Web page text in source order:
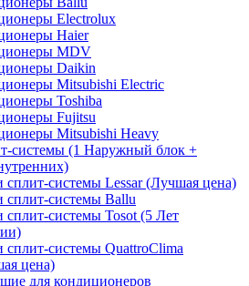
Electrolux
Haier
MDV
Daikin
Mitsubishi Electric
Toshiba
Fujitsu
Mitsubishi Heavy
системы (1 Наружный блок +
сплит-системы Lessar (Лучшая цена)
сплит-системы Ballu
сплит-системы Tosot (5 Лет
сплит-системы QuattroClima
цена)
для кондиционеров